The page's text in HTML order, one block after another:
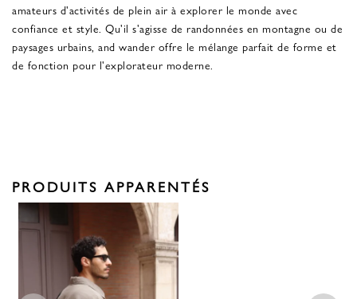
amateurs d'activités de plein air à explorer le monde avec
confiance et style. Qu'il s'agisse de randonnées en montagne ou de
paysages urbains, and wander offre le mélange parfait de forme et
de fonction pour l'explorateur moderne.
PRODUITS APPARENTÉS